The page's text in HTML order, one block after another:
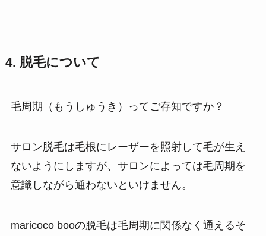
4. 脱毛について
毛周期（もうしゅうき）ってご存知ですか？
サロン脱毛は毛根にレーザーを照射して毛が生え
ないようにしますが、サロンによっては毛周期を
意識しながら通わないといけません。
maricoco booの脱毛は毛周期に関係なく通えるそ